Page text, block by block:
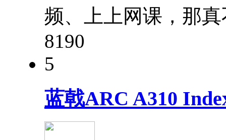
频、上上网课，那
8190
5
蓝戟ARC A310